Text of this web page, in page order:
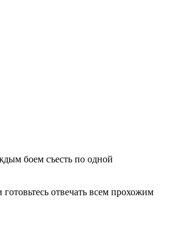
боем съесть по одной
отвечать всем прохожим